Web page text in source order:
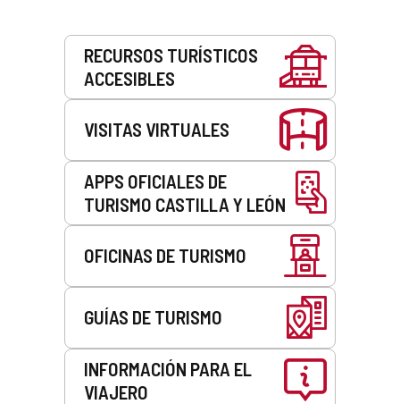
RECURSOS TURÍSTICOS
ACCESIBLES
VISITAS VIRTUALES
APPS OFICIALES DE
TURISMO CASTILLA Y LEÓN
OFICINAS DE TURISMO
GUÍAS DE TURISMO
INFORMACIÓN PARA EL
VIAJERO